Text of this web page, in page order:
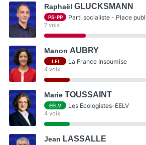
Raphaël GLUCKSMANN
PS-PP Parti socialiste - Place
7 voix
Manon AUBRY
LFI La France Insoumise
4 voix
Marie TOUSSAINT
EÉLV Les Écologistes-EELV
4 voix
Jean LASSALLE